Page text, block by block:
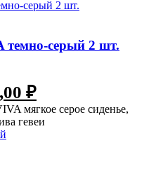
темно-серый 2 шт.
₽
мягкое серое сиденье,
гевеи